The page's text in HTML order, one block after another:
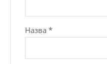
Назва *